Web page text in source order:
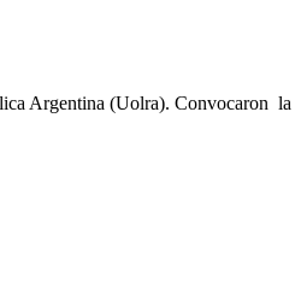
Argentina (Uolra). Convocaron la